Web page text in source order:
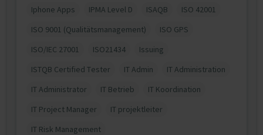
Iphone Apps
IPMA Level D ISAQB
ISO 42001
ISO 9001 (Qualitätsmanagement)
ISO GPS
ISO/IEC 27001
ISO21434
Issuing
ISTQB Certified Tester
IT Admin
IT Administration
IT Administrator
IT Betrieb
IT Koordination
IT Project Manager
IT projektleiter
IT Risk Management